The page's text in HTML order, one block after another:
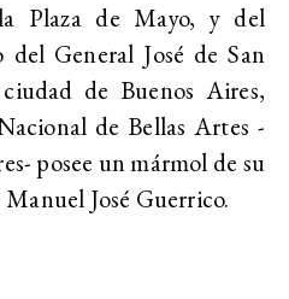
Plaza de Mayo, y del
General José de San
de Buenos Aires,
de Bellas Artes -
posee un mármol de su
José Guerrico.